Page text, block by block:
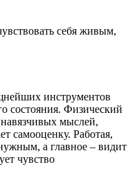
себя живым,
инструментов
состояния. Физический
мыслей,
самооценку. Работая,
а главное – видит
чувство